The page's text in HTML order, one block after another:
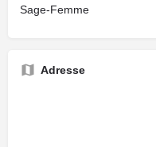
Sage-Femme
Adresse